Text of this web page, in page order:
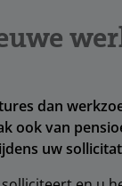
dan
ook van
uw